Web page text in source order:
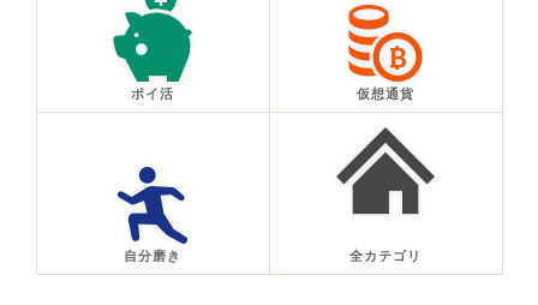
ポイ活 仮想通貨
自分磨き 全カテゴリ